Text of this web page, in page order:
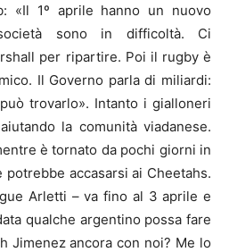
«Il 1º aprile hanno un nuovo
sono in difficoltà. Ci
per ripartire. Poi il rugby è
Il Governo parla di miliardi:
trovarlo». Intanto i gialloneri
la comunità viadanese.
è tornato da pochi giorni in
potrebbe accasarsi ai Cheetahs.
Arletti – va fino al 3 aprile e
qualche argentino possa fare
Jimenez ancora con noi? Me lo